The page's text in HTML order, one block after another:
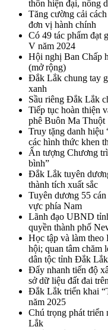
thôn hiện đại, nông
Tăng cường cải
đơn vị hành chính
Có 49 tác phẩm đạt
V năm 2024
Hội nghị Ban Chấp
(mở rộng)
Đắk Lắk chung tay
xanh
Sầu riêng Đắk Lắk
Tiếp tục hoàn thiện
phê Buôn Ma Thuột
Truy tặng danh hiệu
các hình thức khen
Ấn tượng Chương
bình”
Đắk Lắk tuyên
thành tích xuất sắc
Tuyên dương 55
vực phía Nam
Lãnh đạo UBND
quyền thành phố
Học tập và làm theo
hội; quan tâm chăm
dân tộc tỉnh Đắk Lắk
Đẩy nhanh tiến độ
sở dữ liệu đất đai
Đắk Lắk triển khai
năm 2025
Chú trọng phát triển
Lắk